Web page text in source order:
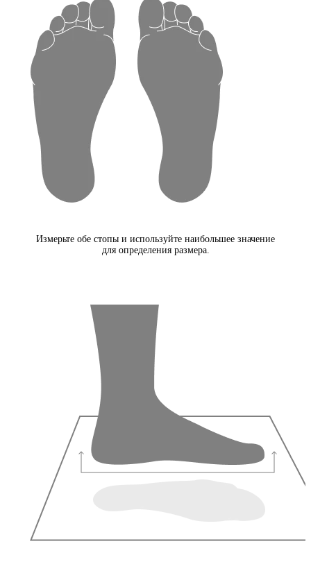
Измерьте обе стопы и используйте наибольшее значение
для определения размера.